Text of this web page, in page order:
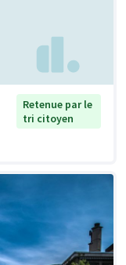
Retenue par le
tri citoyen